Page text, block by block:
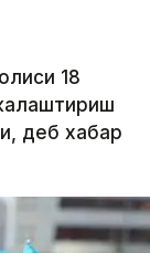
18
деб хабар